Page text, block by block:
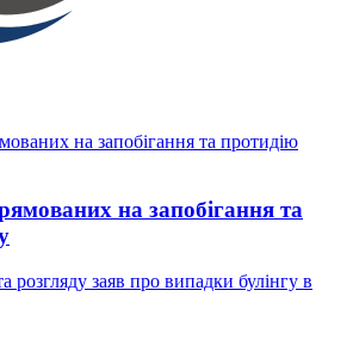
на запобігання та